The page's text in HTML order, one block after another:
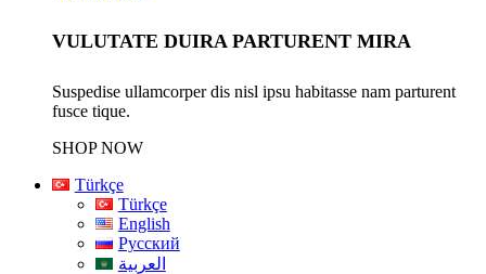
VULUTATE DUIRA PARTURENT MIRA
Suspedise ullamcorper dis nisl ipsu habitasse nam parturent
fusce tique.
SHOP NOW
Türkçe
Türkçe
English
Русский
العربية